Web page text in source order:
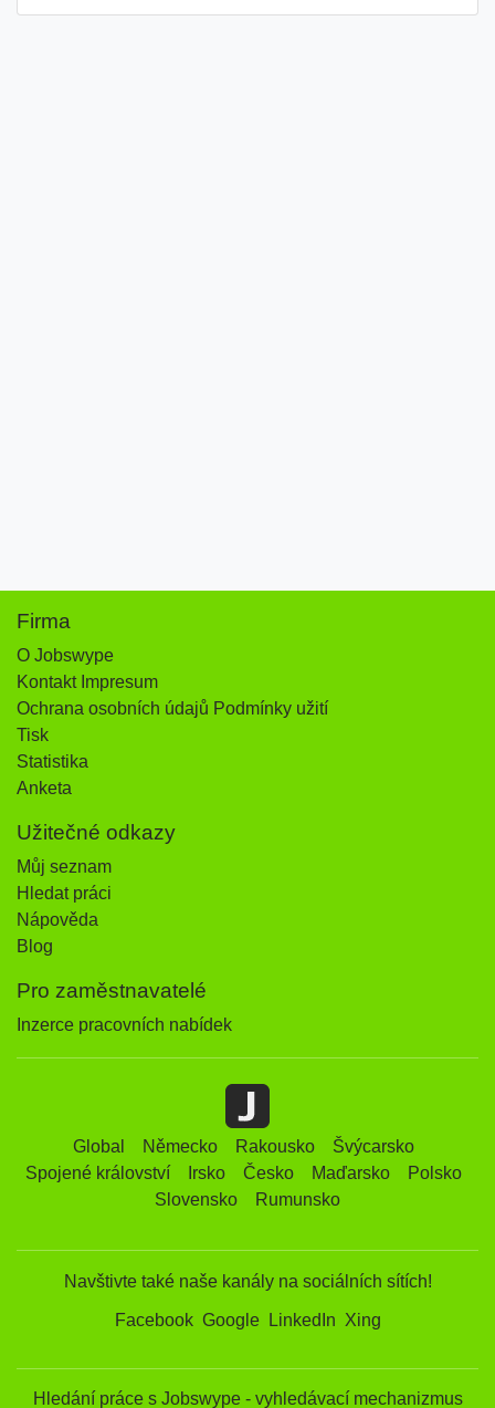
Firma
O Jobswype
Kontakt Impresum
Ochrana osobních údajů Podmínky užití
Tisk
Statistika
Anketa
Užitečné odkazy
Můj seznam
Hledat práci
Nápověda
Blog
Pro zaměstnavatelé
Inzerce pracovních nabídek
Global Německo Rakousko
Švýcarsko
Spojené království
Irsko Česko Maďarsko
Polsko
Slovensko
Rumunsko
Navštivte také naše kanály na sociálních sítích!
Facebook Google LinkedIn Xing
Hledání práce s Jobswype - vyhledávací mechanizmus